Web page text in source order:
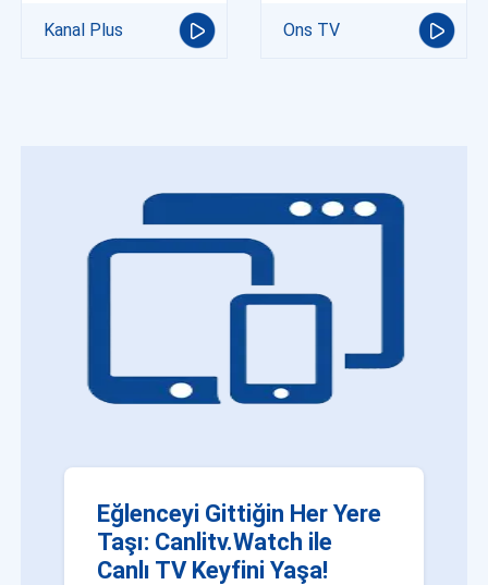
Kanal Plus Ons TV
Eğlenceyi Gittiğin Her Yere
Taşı: Canlitv.Watch ile
Canlı TV Keyfini Yaşa!